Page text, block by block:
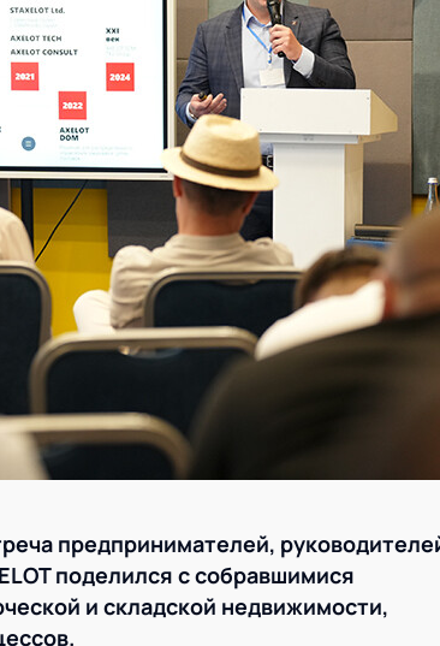
Академия
Предложение для учебных
заведений
База
База знаний
предпринимателей,
поделился с собравшимися
и складской недвижимости,